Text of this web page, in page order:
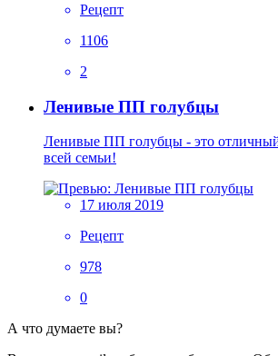
Рецепт
1106
2
Ленивые ПП голубцы
Ленивые ПП голубцы - это отличный
всей семьи!
17 июля 2019
Рецепт
978
0
А что думаете вы?